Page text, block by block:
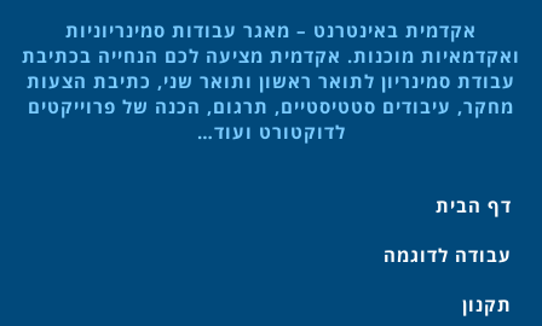
אקדמית באינטרנט – מאגר עבודות סמינריוניות
ואקדמאיות מוכנות. אקדמית מציעה לכם הנחייה בכתיבת
עבודת סמינריון לתואר ראשון ותואר שני, כתיבת הצעות
מחקר, עיבודים סטטיסטיים, תרגום, הכנה של פרוייקטים
לדוקטורט ועוד…
דף הבית
עבודה לדוגמה
תקנון